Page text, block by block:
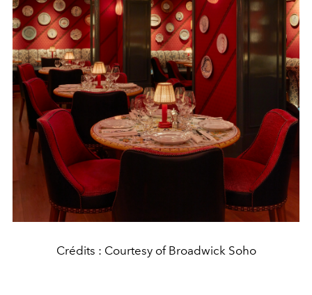
Crédits : Courtesy of Broadwick Soho